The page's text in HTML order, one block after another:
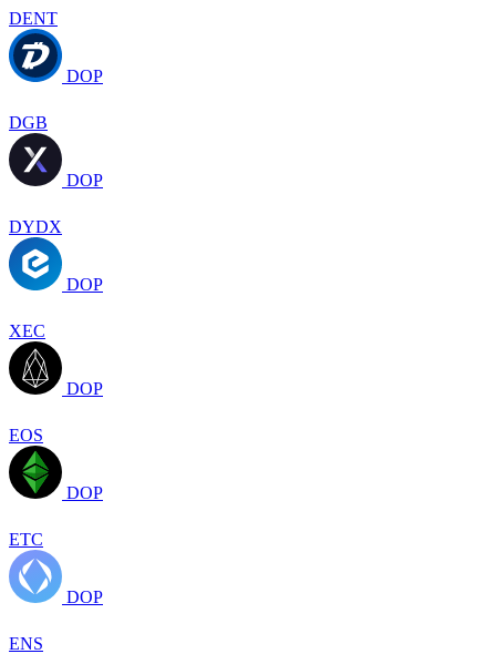
DENT
DOP
DGB
DOP
DYDX
DOP
XEC
DOP
EOS
DOP
ETC
DOP
ENS